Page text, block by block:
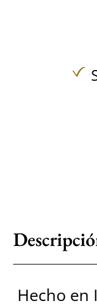
Hecho en